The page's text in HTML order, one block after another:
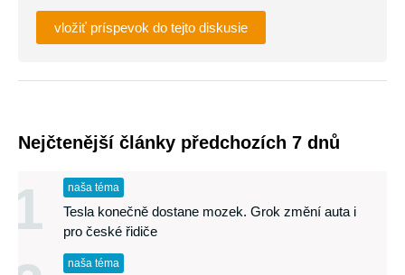
vložiť príspevok do tejto diskusie
Nejčtenější články předchozích 7 dnů
1 naša téma
Tesla konečně dostane mozek. Grok změní auta i
pro české řidiče
naša téma